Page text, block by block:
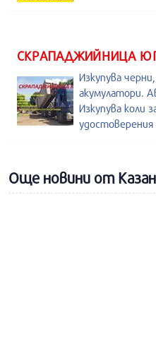
СКРАПАДЖИЙНИЦА
Изкупува
акумулатори.
Изкупува коли
удостоверения
Още новини от